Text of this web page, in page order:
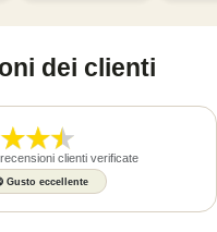
dei clienti
clienti verificate
Gusto eccellente